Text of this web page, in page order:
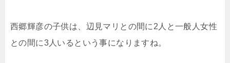
西郷輝彦の子供は、辺見マリとの間に2人と一般人女性
との間に3人いるという事になりますね。